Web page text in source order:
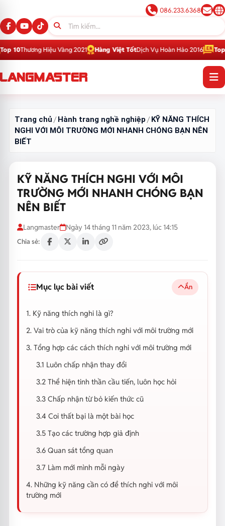
086.233.6368
Hiệu Vàng 2021 Hàng Việt TốtDịch Vụ Hoàn Hảo 2016 Top 1Thương
Trang chủ /Hành trang nghề nghiệp /KỸ NĂNG THÍCH
NGHI VỚI MÔI TRƯỜNG MỚI NHANH CHÓNG BẠN NÊN
BIẾT
KỸ NĂNG THÍCH NGHI VỚI MÔI
TRƯỜNG MỚI NHANH CHÓNG BẠN
NÊN BIẾT
Langmaster Ngày 14 tháng 11 năm 2023, lúc 14:15
Chia sẻ:
Mục lục bài viết Ẩn
1. Kỹ năng thích nghi là gì?
2. Vai trò của kỹ năng thích nghi với môi trường mới
3. Tổng hợp các cách thích nghi với môi trường mới
3.1 Luôn chấp nhận thay đổi
3.2 Thể hiện tinh thần cầu tiến, luôn học hỏi
3.3 Chấp nhận từ bỏ kiến thức cũ
3.4 Coi thất bại là một bài học
3.5 Tạo các trường hợp giả định
3.6 Quan sát tổng quan
3.7 Làm mới mình mỗi ngày
4. Những kỹ năng cần có để thích nghi với môi
trường mới